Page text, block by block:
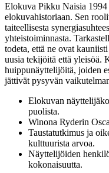
Elokuva Pikku Naisia
elokuvahistoriaan. Sen
taiteellisesta
yhteistoiminnasta.
todeta, että ne ovat
uusia tekijöitä että yleisöä.
huippunäyttelijöitä, joiden
jättivät pysyvän
Elokuvan
puolista.
Winona Ryderin
Taustatutkimus ja
kulttuurista arvoa.
Näyttelijöiden
kokonaisuutta.